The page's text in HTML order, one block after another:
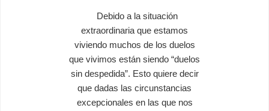
Debido a la situación
extraordinaria que estamos
viviendo muchos de los duelos
que vivimos están siendo “duelos
sin despedida”. Esto quiere decir
que dadas las circunstancias
excepcionales en las que nos